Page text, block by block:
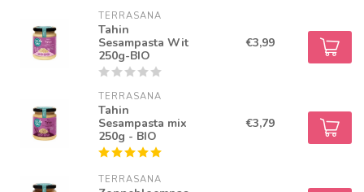
TERRASANA
Tahin
Sesampasta Wit
250g-BIO
€3,99
TERRASANA
Tahin
Sesampasta mix
250g - BIO
€3,79
TERRASANA